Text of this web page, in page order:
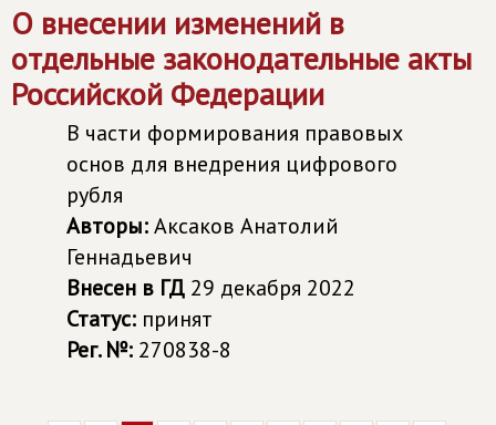
О внесении изменений в
отдельные законодательные акты
Российской Федерации
В части формирования правовых
основ для внедрения цифрового
рубля
Авторы:Аксаков Анатолий
Геннадьевич
Внесен в ГД 29 декабря 2022
Статус: принят
Рег. №: 270838-8